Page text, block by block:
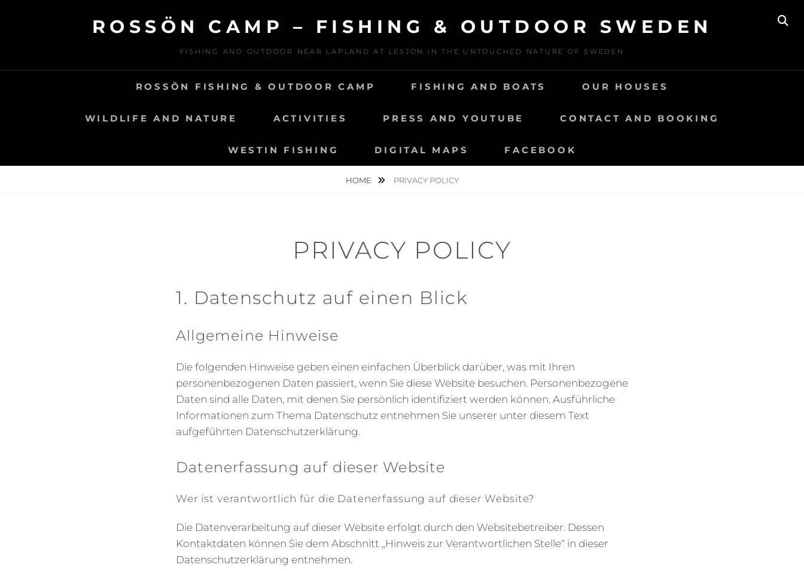
ROSSÖN CAMP – FISHING & OUTDOOR SWEDEN
FISHING AND OUTDOOR NEAR LAPLAND AT LESJÖN IN THE UNTOUCHED NATURE OF SWEDEN
ROSSÖN FISHING & OUTDOOR CAMP FISHING AND BOATS OUR HOUSES
WILDLIFE AND NATURE ACTIVITIES PRESS AND YOUTUBE CONTACT AND BOOKING
WESTIN FISHING DIGITAL MAPS FACEBOOK
HOME PRIVACY POLICY
PRIVACY POLICY
1. Datenschutz auf einen Blick
Allgemeine Hinweise
Die folgenden Hinweise geben einen einfachen Überblick darüber, was mit Ihren
personenbezogenen Daten passiert, wenn Sie diese Website besuchen. Personenbezogene
Daten sind alle Daten, mit denen Sie persönlich identifiziert werden können. Ausführliche
Informationen zum Thema Datenschutz entnehmen Sie unserer unter diesem Text
aufgeführten Datenschutzerklärung.
Datenerfassung auf dieser Website
Wer ist verantwortlich für die Datenerfassung auf dieser Website?
Die Datenverarbeitung auf dieser Website erfolgt durch den Websitebetreiber. Dessen
Kontaktdaten können Sie dem Abschnitt „Hinweis zur Verantwortlichen Stelle“ in dieser
Datenschutzerklärung entnehmen.